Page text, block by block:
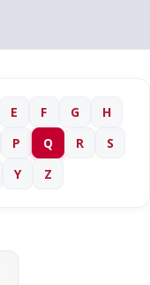
E F G
H
P Q R
S
Y Z